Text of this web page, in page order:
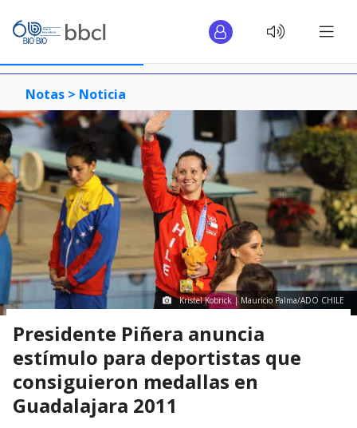
Notas > Noticia
Kristel Kobrick | Mauricio Palma/ADO CHILE
Presidente Piñera anuncia
estímulo para deportistas que
consiguieron medallas en
Guadalajara 2011